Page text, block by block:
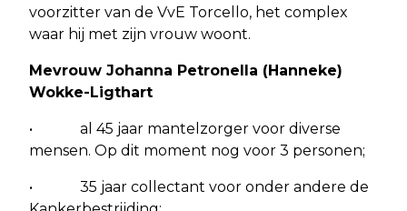
voorzitter van de VvE Torcello, het complex
waar hij met zijn vrouw woont.
Mevrouw Johanna Petronella (Hanneke)
Wokke-Ligthart
• al 45 jaar mantelzorger voor diverse
mensen. Op dit moment nog voor 3 personen;
• 35 jaar collectant voor onder andere de